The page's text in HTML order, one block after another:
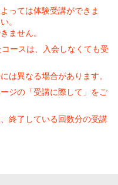
っては体験受講ができま
。
ません。
ースは、入会しなくても受
は異なる場合があります。
ジの「受講に際して」をご
終了している回数分の受講